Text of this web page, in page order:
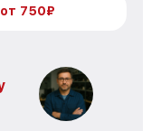
от 750₽